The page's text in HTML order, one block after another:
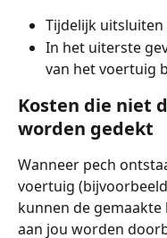
Tijdelijk
In het uiterste
van het voertuig
Kosten die niet
worden gedekt
Wanneer pech
voertuig
kunnen de
aan jou worden